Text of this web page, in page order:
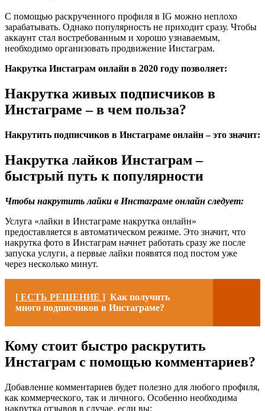
С помощью раскрученного профиля в IG можно неплохо
зарабатывать. Однако популярность не приходит сразу. Чтобы
аккаунт стал востребованным и хорошо узнаваемым,
необходимо организовать продвижение Инстаграм.
Накрутка Инстаграм онлайн в 2020 году позволяет:
Накрутка живых подписчиков в
Инстаграме – в чем польза?
Накрутить подписчиков в Инстаграме онлайн – это значит:
Накрутка лайков Инстаграм –
быстрый путь к популярности
Чтобы накрутить лайки в Инстаграме онлайн следует:
Услуга «лайки в Инстаграме накрутка онлайн»
предоставляется в автоматическом режиме. Это значит, что
накрутка фото в Инстаграм начнет работать сразу же после
запуска услуги, а первые лайки появятся под постом уже
через несколько минут.
[ ЕСТЬ РЕШЕНИЕ ] Как получить
много подписчиков в Инстаграме?
Кому стоит быстро раскрутить
Инстаграм с помощью комментариев?
Добавление комментариев будет полезно для любого профиля,
как коммерческого, так и личного. Особенно необходима
накрутка отзывов в случае, если вы: